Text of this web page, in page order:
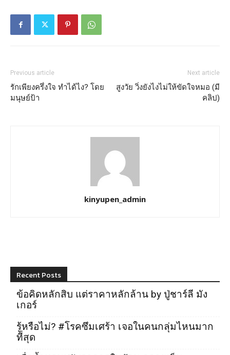
Previous article
รักเพียงครึ่งใจ ทำได้ไง? โดย
มนุษย์ป้า
Next article
สูงวัย วิ่งยังไงไม่ให้ขัดใจหมอ (มี
คลิป)
kinyupen_admin
Recent Posts
ข้อคิดหลักสิบ แต่ราคาหลักล้าน by ปู่ชาร์ลี มัง
เกอร์
รู้หรือไม่? #โรคซึมเศร้า เจอในคนกลุ่มไหนมาก
ที่สุด